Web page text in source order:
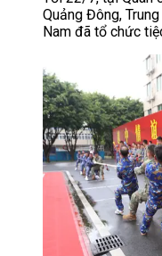
Quảng Đông,
Nam đã tổ chức